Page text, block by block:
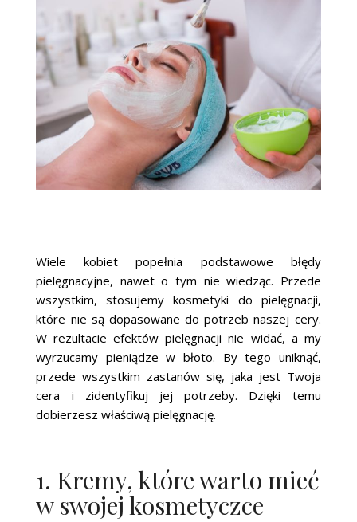
Wiele kobiet popełnia podstawowe błędy
pielęgnacyjne, nawet o tym nie wiedząc. Przede
wszystkim, stosujemy kosmetyki do pielęgnacji,
które nie są dopasowane do potrzeb naszej cery.
W rezultacie efektów pielęgnacji nie widać, a my
wyrzucamy pieniądze w błoto. By tego uniknąć,
przede wszystkim zastanów się, jaka jest Twoja
cera i zidentyfikuj jej potrzeby. Dzięki temu
dobierzesz właściwą pielęgnację.
1. Kremy, które warto mieć
w swojej kosmetyczce